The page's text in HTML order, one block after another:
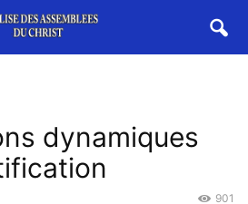
dynamiques
901